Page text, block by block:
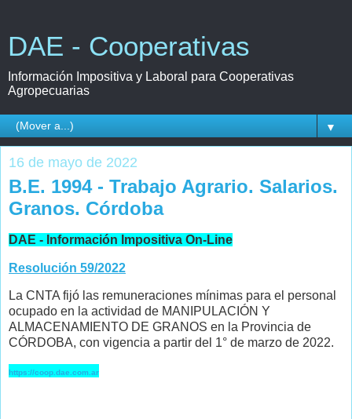
DAE - Cooperativas
Información Impositiva y Laboral para Cooperativas
Agropecuarias
▼
16 de mayo de 2022
B.E. 1994 - Trabajo Agrario. Salarios.
Granos. Córdoba
DAE - Información Impositiva On-Line
Resolución 59/2022
La CNTA fijó las remuneraciones mínimas para el personal
ocupado en la actividad de MANIPULACIÓN Y
ALMACENAMIENTO DE GRANOS en la Provincia de
CÓRDOBA, con vigencia a partir del 1° de marzo de 2022.
https://coop.dae.com.ar